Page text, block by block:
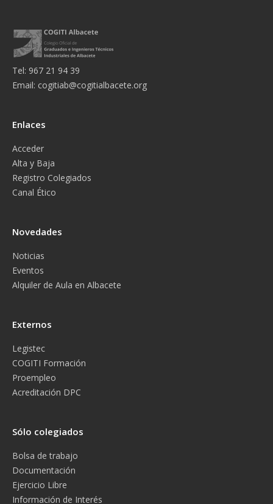
Tel: 967 21 94 39
Email: cogitiab@cogitialbacete.org
Enlaces
Acceder
Alta y Baja
Registro Colegiados
Canal Ético
Novedades
Noticias
Eventos
Alquiler de Aula en Albacete
Externos
Legistec
COGITI Formación
Proempleo
Acreditación DPC
Sólo colegiados
Bolsa de trabajo
Documentación
Ejercicio Libre
Información de Interés